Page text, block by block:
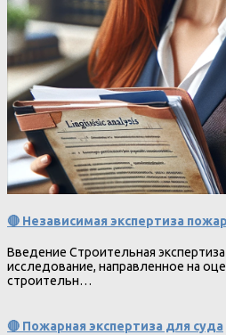
🔴 Независимая экспертиза
Введение Строительная
исследование, направленное на
строительн…
🔴 Пожарная экспертиза для суда